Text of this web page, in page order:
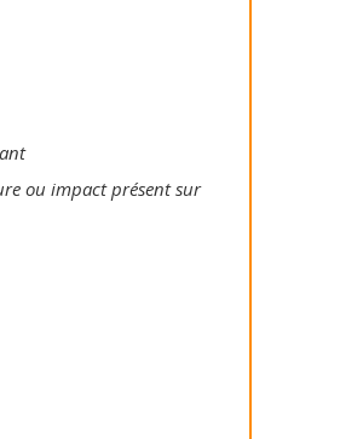
ou impact présent sur